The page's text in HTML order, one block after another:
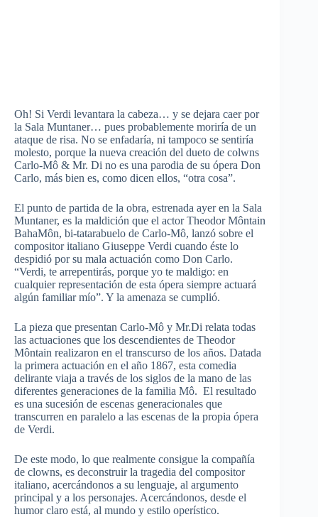
Oh! Si Verdi levantara la cabeza… y se dejara caer por
la Sala Muntaner… pues probablemente moriría de un
ataque de risa. No se enfadaría, ni tampoco se sentiría
molesto, porque la nueva creación del dueto de colwns
Carlo-Mô & Mr. Di no es una parodia de su ópera Don
Carlo, más bien es, como dicen ellos, “otra cosa”.
El punto de partida de la obra, estrenada ayer en la Sala
Muntaner, es la maldición que el actor Theodor Môntain
BahaMôn, bi-tatarabuelo de Carlo-Mô, lanzó sobre el
compositor italiano Giuseppe Verdi cuando éste lo
despidió por su mala actuación como Don Carlo.
“Verdi, te arrepentirás, porque yo te maldigo: en
cualquier representación de esta ópera siempre actuará
algún familiar mío”. Y la amenaza se cumplió.
La pieza que presentan Carlo-Mô y Mr.Di relata todas
las actuaciones que los descendientes de Theodor
Môntain realizaron en el transcurso de los años. Datada
la primera actuación en el año 1867, esta comedia
delirante viaja a través de los siglos de la mano de las
diferentes generaciones de la familia Mô. El resultado
es una sucesión de escenas generacionales que
transcurren en paralelo a las escenas de la propia ópera
de Verdi.
De este modo, lo que realmente consigue la compañía
de clowns, es deconstruir la tragedia del compositor
italiano, acercándonos a su lenguaje, al argumento
principal y a los personajes. Acercándonos, desde el
humor claro está, al mundo y estilo operístico.